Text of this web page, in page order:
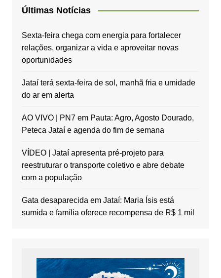
Últimas Notícias
Sexta-feira chega com energia para fortalecer
relações, organizar a vida e aproveitar novas
oportunidades
Jataí terá sexta-feira de sol, manhã fria e umidade
do ar em alerta
AO VIVO | PN7 em Pauta: Agro, Agosto Dourado,
Peteca Jataí e agenda do fim de semana
VÍDEO | Jataí apresenta pré-projeto para
reestruturar o transporte coletivo e abre debate
com a população
Gata desaparecida em Jataí: Maria Ísis está
sumida e família oferece recompensa de R$ 1 mil